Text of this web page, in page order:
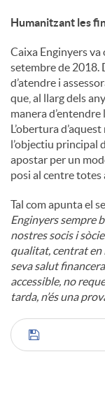
Humanitzant les
Caixa Enginyers va
setembre de 2018.
d’atendre i
que, al llarg dels
manera
L’obertura
l’objectiu principal
apostar per un
posi al centre totes
Tal com apunta el
Enginyers sempre
nostres socis i
qualitat, centrat en
seva salut
accessible, no
tarda, n’és una
C